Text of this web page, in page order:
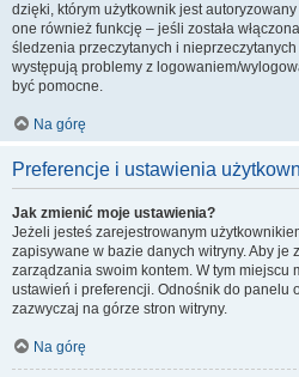
dzięki, którym użytkownik jest
one również funkcję – jeśli została
śledzenia przeczytanych i
występują problemy z logowaniem/
być pomocne.
Na górę
Preferencje i ustawienia
Jak zmienić moje ustawienia?
Jeżeli jesteś zarejestrowanym
zapisywane w bazie danych witryny. Aby je
zarządzania swoim kontem. W tym miejscu
ustawień i preferencji. Odnośnik do panelu
zazwyczaj na górze stron witryny.
Na górę